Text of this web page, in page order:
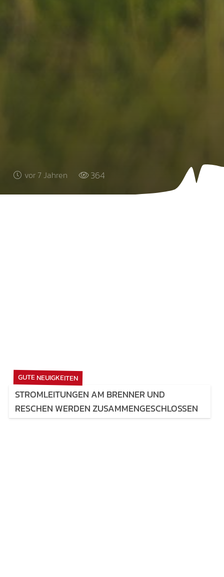
vor 7 Jahren 364
GUTE NEUIGKEITEN
STROMLEITUNGEN AM BRENNER UND
RESCHEN WERDEN ZUSAMMENGESCHLOSSEN